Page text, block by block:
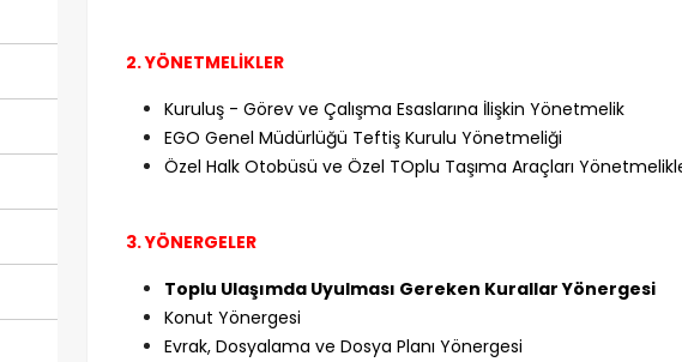
2. YÖNETMELİKLER
Kuruluş - Görev ve Çalışma Esaslarına İlişkin Yönetmelik
EGO Genel Müdürlüğü Teftiş Kurulu Yönetmeliği
Özel Halk Otobüsü ve Özel TOplu Taşıma Araçları
3. YÖNERGELER
Toplu Ulaşımda Uyulması Gereken Kurallar Yönergesi
Konut Yönergesi
Evrak, Dosyalama ve Dosya Planı Yönergesi